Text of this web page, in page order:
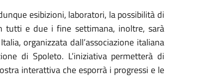
esibizioni, laboratori, la possibilità di
tutti e due i fine settimana, inoltre, sarà
organizzata dall’associazione italiana
di Spoleto. L’iniziativa permetterà di
interattiva che esporrà i progressi e le